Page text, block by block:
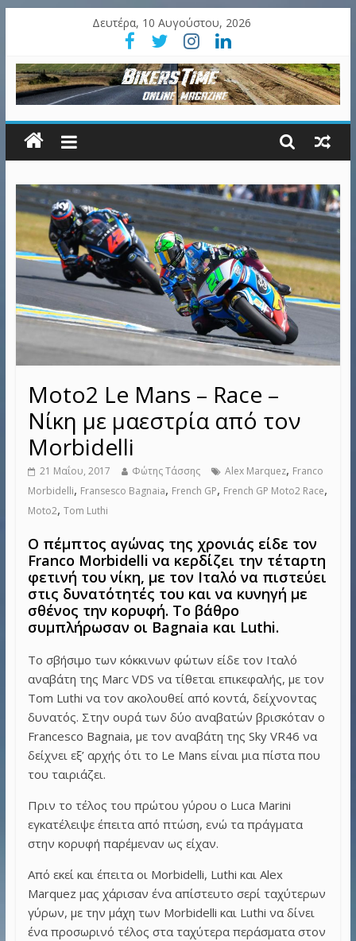
Δευτέρα, 10 Αυγούστου, 2026
Moto2 Le Mans – Race –
Νίκη με μαεστρία από τον
Morbidelli
21 Μαΐου, 2017 Φώτης Τάσσης Alex Marquez, Franco
Morbidelli, Fransesco Bagnaia, French GP, French GP Moto2 Race,
Moto2, Tom Luthi
Ο πέμπτος αγώνας της χρονιάς είδε τον
Franco Morbidelli να κερδίζει την τέταρτη
φετινή του νίκη, με τον Ιταλό να πιστεύει
στις δυνατότητές του και να κυνηγή με
σθένος την κορυφή. Το βάθρο
συμπλήρωσαν οι Bagnaia και Luthi.
Το σβήσιμο των κόκκινων φώτων είδε τον Ιταλό
αναβάτη της Marc VDS να τίθεται επικεφαλής, με τον
Tom Luthi να τον ακολουθεί από κοντά, δείχνοντας
δυνατός. Στην ουρά των δύο αναβατών βρισκόταν ο
Francesco Bagnaia, με τον αναβάτη της Sky VR46 να
δείχνει εξ’ αρχής ότι το Le Mans είναι μια πίστα που
του ταιριάζει.
Πριν το τέλος του πρώτου γύρου ο Luca Marini
εγκατέλειψε έπειτα από πτώση, ενώ τα πράγματα
στην κορυφή παρέμεναν ως είχαν.
Από εκεί και έπειτα οι Morbidelli, Luthi και Alex
Marquez μας χάρισαν ένα απίστευτο σερί ταχύτερων
γύρων, με την μάχη των Morbidelli και Luthi να δίνει
ένα προσωρινό τέλος στα ταχύτερα περάσματα στον